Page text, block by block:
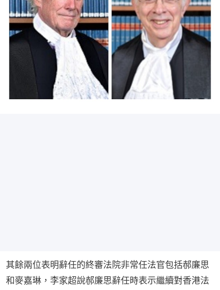
其餘兩位表明辭任的終審法院非常任法官包括郝廉思
和麥嘉琳，李家超說郝廉思辭任時表示繼續對香港法